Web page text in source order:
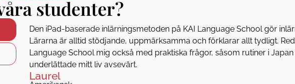
studenter?
Den iPad-baserade inlärningsmetoden på KAI Language School gör
Lärarna är alltid stödjande, uppmärksamma och förklarar allt tydligt.
Language School mig också med praktiska frågor, såsom rutiner i
underlättade mitt liv avsevärt.
Laurel